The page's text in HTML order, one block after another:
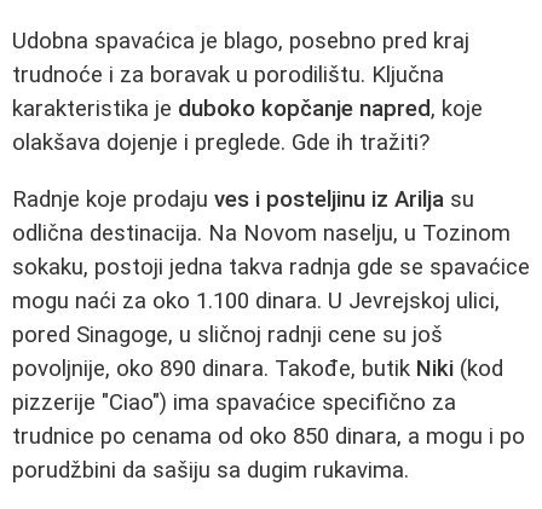
Udobna spavaćica je blago, posebno pred kraj
trudnoće i za boravak u porodilištu. Ključna
karakteristika je duboko kopčanje napred, koje
olakšava dojenje i preglede. Gde ih tražiti?
Radnje koje prodaju ves i posteljinu iz Arilja su
odlična destinacija. Na Novom naselju, u Tozinom
sokaku, postoji jedna takva radnja gde se spavaćice
mogu naći za oko 1.100 dinara. U Jevrejskoj ulici,
pored Sinagoge, u sličnoj radnji cene su još
povoljnije, oko 890 dinara. Takođe, butik Niki (kod
pizzerije "Ciao") ima spavaćice specifično za
trudnice po cenama od oko 850 dinara, a mogu i po
porudžbini da sašiju sa dugim rukavima.